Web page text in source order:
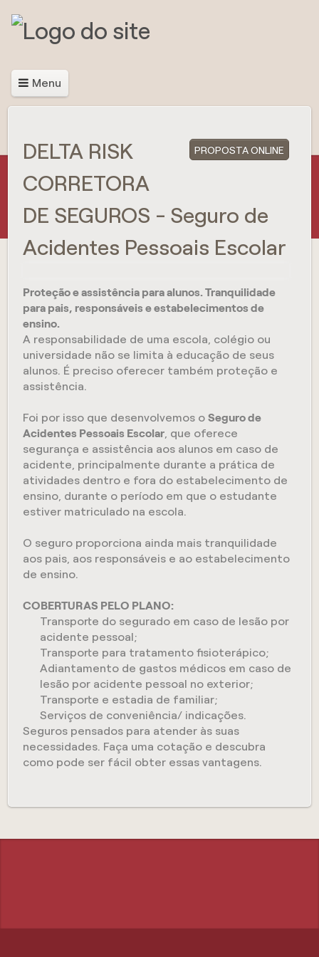
Menu
PROPOSTA ONLINE
DELTA RISK
CORRETORA
DE SEGUROS - Seguro de
Acidentes Pessoais Escolar
Proteção e assistência para alunos. Tranquilidade
para pais, responsáveis e estabelecimentos de
ensino.
A responsabilidade de uma escola, colégio ou
universidade não se limita à educação de seus
alunos. É preciso oferecer também proteção e
assistência.
Foi por isso que desenvolvemos oSeguro de
Acidentes Pessoais Escolar , que oferece
segurança e assistência aos alunos em caso de
acidente, principalmente durante a prática de
atividades dentro e fora do estabelecimento de
ensino, durante o período em que o estudante
estiver matriculado na escola.
O seguro proporciona ainda mais tranquilidade
aos pais, aos responsáveis e ao estabelecimento
de ensino.
COBERTURAS PELO PLANO:
Transporte do segurado em caso de lesão por
acidente pessoal;
Transporte para tratamento fisioterápico;
Adiantamento de gastos médicos em caso de
lesão por acidente pessoal no exterior;
Transporte e estadia de familiar;
Serviços de conveniência/ indicações.
Seguros pensados para atender às suas
necessidades. Faça uma cotação e descubra
como pode ser fácil obter essas vantagens.